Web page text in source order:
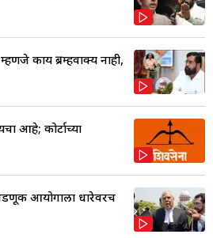
काय ब्रम्हवाक्य नाही,
आहे; कोर्टाच्या
आयोगाला धारेवरच